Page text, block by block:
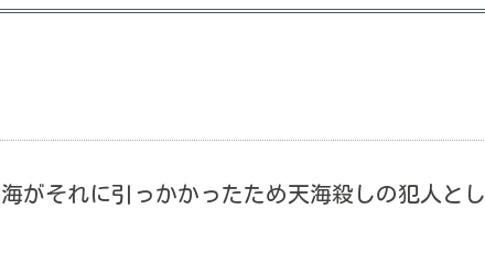
がそれに引っかかったため天海殺しの犯人とし